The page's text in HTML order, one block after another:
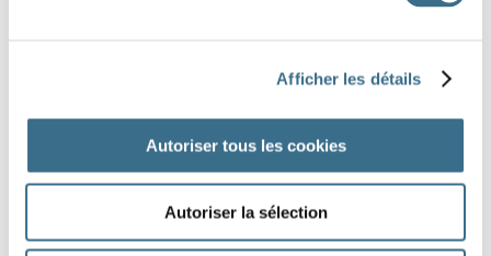
Afficher les détails
Autoriser tous les cookies
Autoriser la sélection